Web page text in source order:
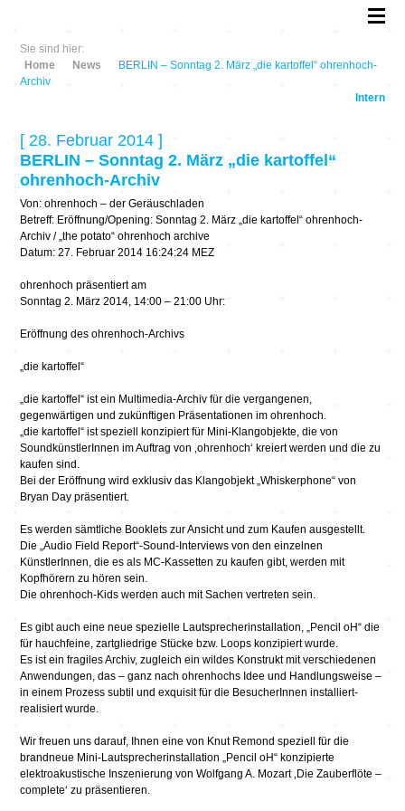
Sie sind hier:
Home
News
BERLIN – Sonntag 2. März „die kartoffel“ ohrenhoch-
Archiv
Intern
[ 28. Februar 2014 ]
BERLIN – Sonntag 2. März „die kartoffel“
ohrenhoch-Archiv
Von: ohrenhoch – der Geräuschladen
Betreff: Eröffnung/Opening: Sonntag 2. März „die kartoffel“ ohrenhoch-
Archiv / „the potato“ ohrenhoch archive
Datum: 27. Februar 2014 16:24:24 MEZ
ohrenhoch präsentiert am
Sonntag 2. März 2014, 14:00 – 21:00 Uhr:
Eröffnung des ohrenhoch-Archivs
„die kartoffel“
„die kartoffel“ ist ein Multimedia-Archiv für die vergangenen,
gegenwärtigen und zukünftigen Präsentationen im ohrenhoch.
„die kartoffel“ ist speziell konzipiert für Mini-Klangobjekte, die von
SoundkünstlerInnen im Auftrag von ‚ohrenhoch‘ kreiert werden und die zu
kaufen sind.
Bei der Eröffnung wird exklusiv das Klangobjekt „Whiskerphone“ von
Bryan Day präsentiert.
Es werden sämtliche Booklets zur Ansicht und zum Kaufen ausgestellt.
Die „Audio Field Report“-Sound-Interviews von den einzelnen
KünstlerInnen, die es als MC-Kassetten zu kaufen gibt, werden mit
Kopfhörern zu hören sein.
Die ohrenhoch-Kids werden auch mit Sachen vertreten sein.
Es gibt auch eine neue spezielle Lautsprecherinstallation, „Pencil oH“ die
für hauchfeine, zartgliedrige Stücke bzw. Loops konzipiert wurde.
Es ist ein fragiles Archiv, zugleich ein wildes Konstrukt mit verschiedenen
Anwendungen, das – ganz nach ohrenhochs Idee und Handlungsweise –
in einem Prozess subtil und exquisit für die BesucherInnen installiert-
realisiert wurde.
Wir freuen uns darauf, Ihnen eine von Knut Remond speziell für die
brandneue Mini-Lautsprecherinstallation „Pencil oH“ konzipierte
elektroakustische Inszenierung von Wolfgang A. Mozart ‚Die Zauberflöte –
complete‘ zu präsentieren.